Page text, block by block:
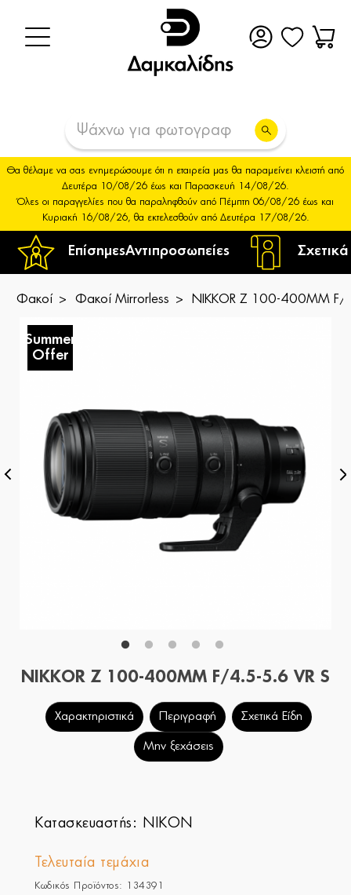
ΕπίσημεςΑντιπροσωπείες
Θα θέλαμε να σας ενημερώσουμε ότι η εταιρεία μας θα παραμείνει κλειστή από
Δευτέρα 10/08/26 έως και Παρασκευή 14/08/26.
Όλες οι παραγγελίες που θα παραληφθούν από Πέμπτη 06/08/26 έως και
Κυριακή 16/08/26, θα εκτελεσθούν από Δευτέρα 17/08/26.
Φακοί Φακοί Mirrorless NIKKOR Z 100-400MM F/
Summer
Offer
NIKKOR Z 100-400MM F/4.5-5.6 VR S
Χαρακτηριστικά Περιγραφή Σχετικά Είδη
Μην ξεχάσεις
Κατασκευαστής: NIKON
Τελευταία τεμάχια
Κωδικός Προϊόντος: 134391